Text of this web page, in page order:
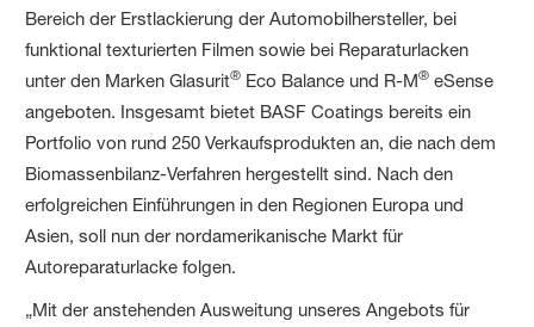
Bereich der Erstlackierung der Automobilhersteller, bei
funktional texturierten Filmen sowie bei Reparaturlacken
unter den Marken Glasurit® Eco Balance und R-M® eSense
angeboten. Insgesamt bietet BASF Coatings bereits ein
Portfolio von rund 250 Verkaufsprodukten an, die nach dem
Biomassenbilanz-Verfahren hergestellt sind. Nach den
erfolgreichen Einführungen in den Regionen Europa und
Asien, soll nun der nordamerikanische Markt für
Autoreparaturlacke folgen.
„Mit der anstehenden Ausweitung unseres Angebots für